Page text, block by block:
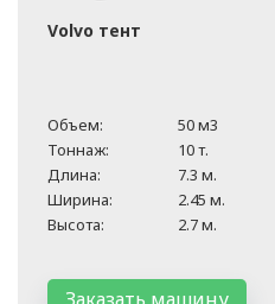
Volvo тент
Объем:
50 м3
Тоннаж:
10 т.
Длина:
7.3 м.
Ширина:
2.45 м.
Высота:
2.7 м.